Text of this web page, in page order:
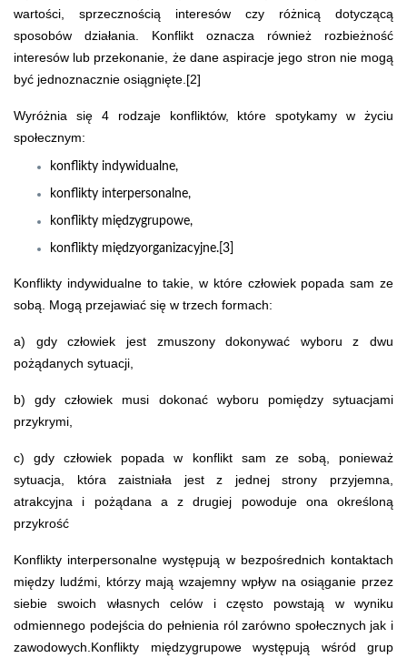
wartości, sprzecznością interesów czy różnicą dotyczącą
sposobów działania. Konflikt oznacza również rozbieżność
interesów lub przekonanie, że dane aspiracje jego stron nie mogą
być jednoznacznie osiągnięte.[2]
Wyróżnia się 4 rodzaje konfliktów, które spotykamy w życiu
społecznym:
konflikty indywidualne,
konflikty interpersonalne,
konflikty międzygrupowe,
konflikty międzyorganizacyjne.[3]
Konflikty indywidualne to takie, w które człowiek popada sam ze
sobą. Mogą przejawiać się w trzech formach:
a) gdy człowiek jest zmuszony dokonywać wyboru z dwu
pożądanych sytuacji,
b) gdy człowiek musi dokonać wyboru pomiędzy sytuacjami
przykrymi,
c) gdy człowiek popada w konflikt sam ze sobą, ponieważ
sytuacja, która zaistniała jest z jednej strony przyjemna,
atrakcyjna i pożądana a z drugiej powoduje ona określoną
przykrość
Konflikty interpersonalne występują w bezpośrednich kontaktach
między ludźmi, którzy mają wzajemny wpływ na osiąganie przez
siebie swoich własnych celów i często powstają w wyniku
odmiennego podejścia do pełnienia ról zarówno społecznych jak i
zawodowych.Konflikty międzygrupowe występują wśród grup